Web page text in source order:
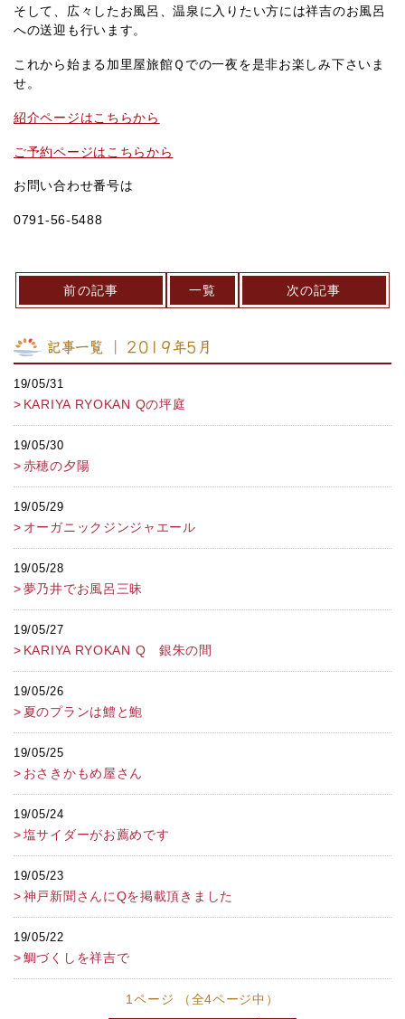
そして、広々したお風呂、温泉に入りたい方には祥吉のお風呂
への送迎も行います。
これから始まる加里屋旅館Ｑでの一夜を是非お楽しみ下さいま
せ。
紹介ページはこちらから
ご予約ページはこちらから
お問い合わせ番号は
0791‐56‐5488
前の記事 一覧 次の記事
記事一覧 ｜ 2019年5月
19/05/31
KARIYA RYOKAN Qの坪庭
19/05/30
赤穂の夕陽
19/05/29
オーガニックジンジャエール
19/05/28
夢乃井でお風呂三昧
19/05/27
KARIYA RYOKAN Q 銀朱の間
19/05/26
夏のプランは鱧と鮑
19/05/25
おさきかもめ屋さん
19/05/24
塩サイダーがお薦めです
19/05/23
神戸新聞さんにQを掲載頂きました
19/05/22
鯛づくしを祥吉で
1ページ （全4ページ中）